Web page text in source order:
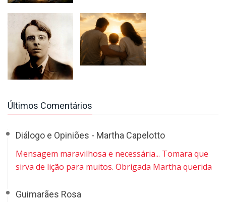
Últimos Comentários
Diálogo e Opiniões - Martha Capelotto
Mensagem maravilhosa e necessária... Tomara que
sirva de lição para muitos. Obrigada Martha querida
Guimarães Rosa